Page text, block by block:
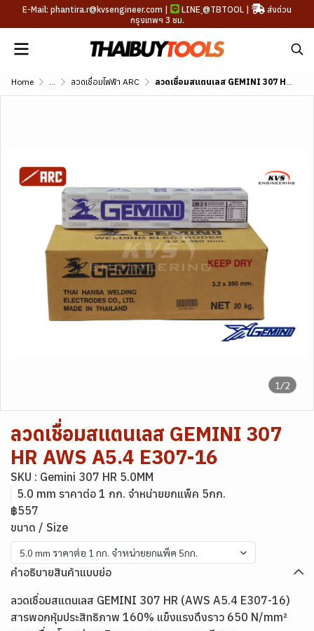
E-Mail: phantira.r@kvsengineer.com | LINE @TBTOOL |
ส่งด่วน
กรุงเทพฯ 3 ชม.
Home ... ลวดเชื่อมไฟฟ้า ARC ลวดเชื่อมสแตนเลส GEMINI 307 HR AWS A5.4 E307-16
1/2
ลวดเชื่อมสแตนเลส GEMINI 307
HR AWS A5.4 E307-16
SKU : Gemini 307 HR 5.0MM
5.0 mm ราคาต่อ 1 กก. จำหน่ายยกแพ็ค 5กก.
฿557
ขนาด / Size
5.0 mm ราคาต่อ 1 กก. จำหน่ายยกแพ็ค 5กก.
คำอธิบายสินค้าแบบย่อ
ลวดเชื่อมสแตนเลส GEMINI 307 HR (AWS A5.4 E307-16)
สารพอกหุ้มประสิทธิภาพ 160% แข็งแรงดึงราว 650 N/mm²